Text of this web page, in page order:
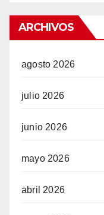
siteler
ARCHIVOS
agosto 2026
julio 2026
junio 2026
mayo 2026
abril 2026